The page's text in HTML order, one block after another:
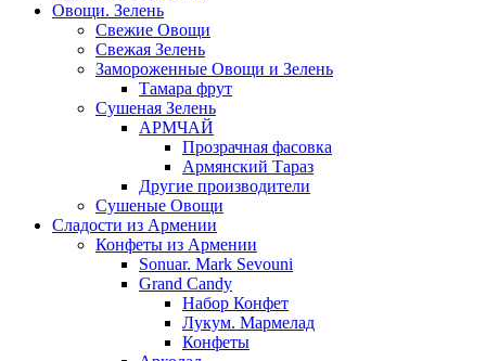
Овощи. Зелень
Свежие Овощи
Свежая Зелень
Замороженные Овощи и Зелень
Тамара фрут
Сушеная Зелень
АРМЧАЙ
Прозрачная фасовка
Армянский Тараз
Другие производители
Сушеные Овощи
Сладости из Армении
Конфеты из Армении
Sonuar. Mark Sevouni
Grand Candy
Набор Конфет
Лукум. Мармелад
Конфеты